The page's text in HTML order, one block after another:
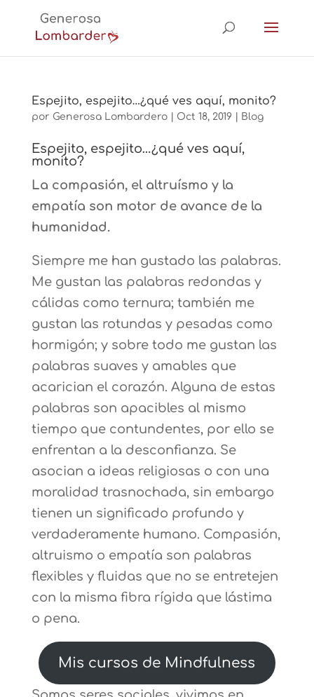
Espejito, espejito…¿qué ves aquí, monito?
por Generosa Lombardero| Oct 18, 2019| Blog
Espejito, espejito…¿qué ves aquí,
monito?
La compasión, el altruísmo y la
empatía son motor de avance de la
humanidad.
Siempre me han gustado las palabras.
Me gustan las palabras redondas y
cálidas como ternura; también me
gustan las rotundas y pesadas como
hormigón; y sobre todo me gustan las
palabras suaves y amables que
acarician el corazón. Alguna de estas
palabras son apacibles al mismo
tiempo que contundentes, por ello se
enfrentan a la desconfianza. Se
asocian a ideas religiosas o con una
moralidad trasnochada, sin embargo
tienen un significado profundo y
verdaderamente humano. Compasión,
altruismo o empatía son palabras
flexibles y fluidas que no se entretejen
con la misma fibra rígida que lástima
o pena.
Mis cursos de Mindfulness